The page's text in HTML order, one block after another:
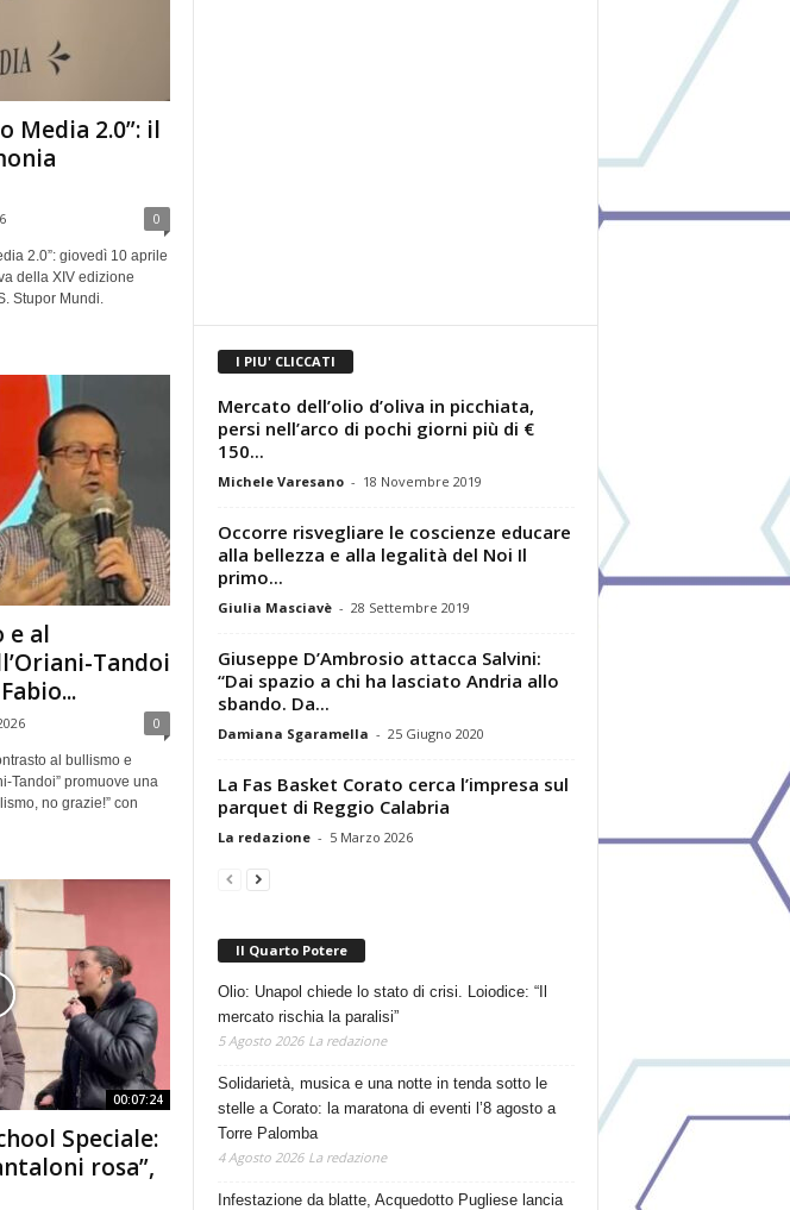
Media 2.0”: il
0
2.0”: giovedì 10 aprile
della XIV edizione
Stupor Mundi.
e al
Tandoi
0
al bullismo e
Tandoi” promuove una
no grazie!” con
00:07:24
Speciale:
rosa”,
I PIU' CLICCATI
Mercato dell’olio d’oliva in picchiata,
persi nell’arco di pochi giorni più di €
150...
Michele Varesano - 18 Novembre 2019
Occorre risvegliare le coscienze educare
alla bellezza e alla legalità del Noi Il
primo...
Giulia Masciavè - 28 Settembre 2019
Giuseppe D’Ambrosio attacca Salvini:
“Dai spazio a chi ha lasciato Andria allo
sbando. Da...
Damiana Sgaramella - 25 Giugno 2020
La Fas Basket Corato cerca l’impresa sul
parquet di Reggio Calabria
La redazione - 5 Marzo 2026
Il Quarto Potere
Olio: Unapol chiede lo stato di crisi. Loiodice: “Il
mercato rischia la paralisi”
5 Agosto 2026 La redazione
Solidarietà, musica e una notte in tenda sotto le
stelle a Corato: la maratona di eventi l’8 agosto a
Torre Palomba
4 Agosto 2026 La redazione
Infestazione da blatte, Acquedotto Pugliese lancia